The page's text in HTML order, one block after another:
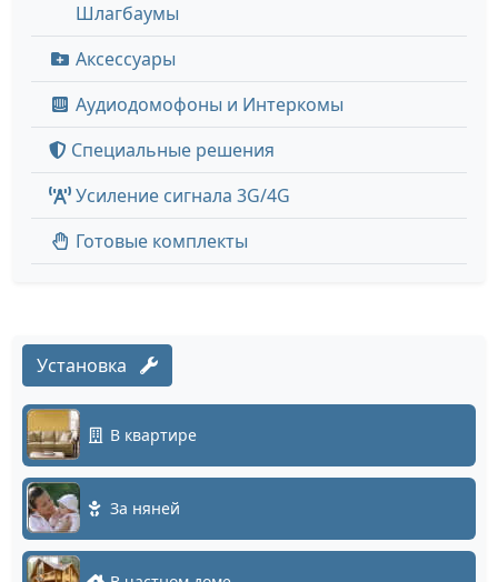
Шлагбаумы
Аксессуары
Аудиодомофоны и Интеркомы
Специальные решения
Усиление сигнала 3G/4G
Готовые комплекты
Установка
В квартире
За няней